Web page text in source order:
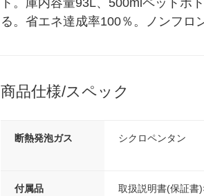
る。省エネ達成率100％。ノンフロ
商品仕様/スペック
断熱発泡ガス シクロペンタン
付属品 取扱説明書(保証書